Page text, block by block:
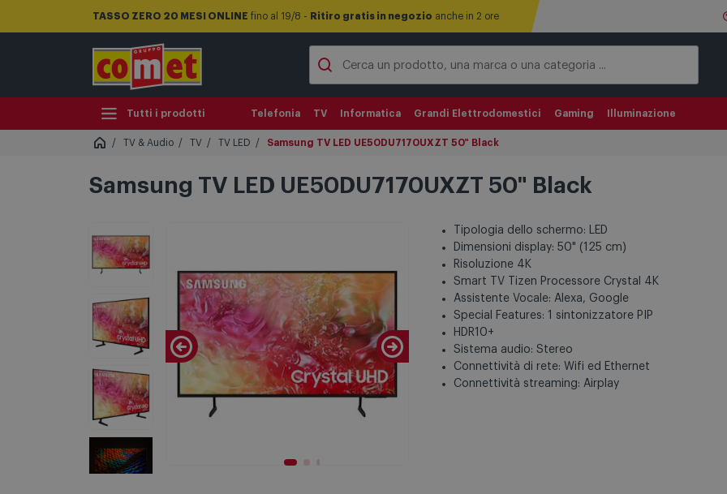
TASSO ZERO 20 MESI ONLINE fino al 19/8 - Ritiro gratis in negozio anche in 2 ore
Tutti i prodotti Telefonia TV Informatica Grandi Elettrodomestici Gaming Illuminazione
TV & Audio TV TV LED Samsung TV LED UE50DU7170UXZT 50" Black
Samsung TV LED UE50DU7170UXZT 50" Black
Tipologia dello schermo: LED
Dimensioni display: 50" (125 cm)
Risoluzione 4K
Smart TV Tizen Processore Crystal 4K
Assistente Vocale: Alexa, Google
Special Features: 1 sintonizzatore PIP
HDR10+
Sistema audio: Stereo
Connettività di rete: Wifi ed Ethernet
Connettività streaming: Airplay